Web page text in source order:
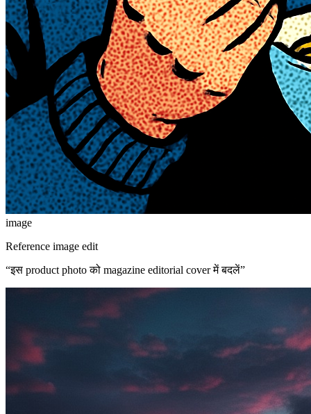
image
Reference image edit
“इस product photo को magazine editorial cover में बदलें”